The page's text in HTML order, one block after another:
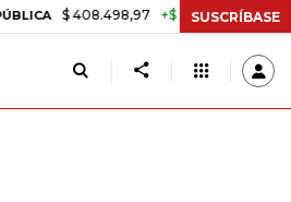
$ 408.498,97 +$ 8.753,81 +2,19%
SUSCRÍBASE